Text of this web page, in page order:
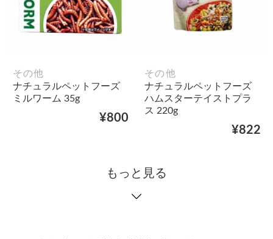
その他
ナチュラルペットフーズ
ミルワーム 35g
¥800
その他
ナチュラルペットフーズ
ハムスターテイストプラ
ス 220g
¥822
もっと見る